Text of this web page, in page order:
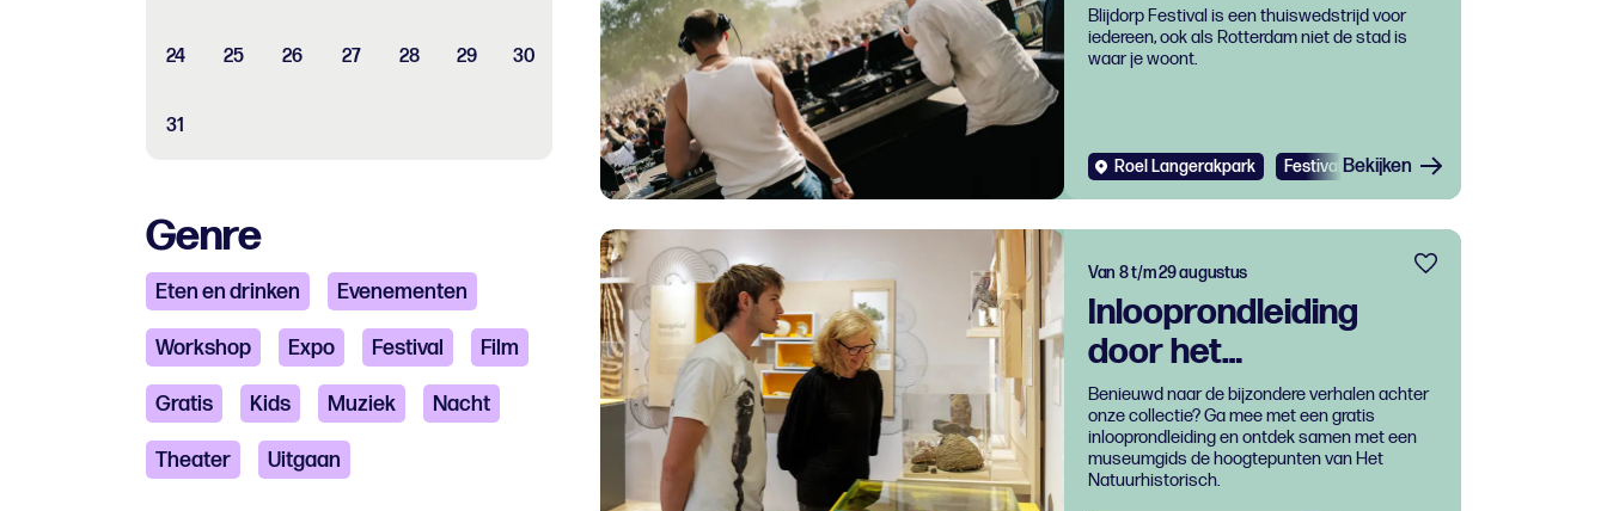
24 25 26 27 28 29 30
31
Genre
Eten en drinken Evenementen
Workshop Expo Festival Film
Gratis Kids Muziek Nacht
Theater Uitgaan
Blijdorp Festival is een thuiswedstrijd voor
iedereen, ook als Rotterdam niet de stad is
waar je woont.
Roel Langerakpark Festival Bekijken
Inlooprondleiding
door het
Natuurhistorisch
Van 8 t/m 29 augustus
Benieuwd naar de bijzondere verhalen achter
onze collectie? Ga mee met een gratis
inlooprondleiding en ontdek samen met een
museumgids de hoogtepunten van Het
Natuurhistorisch.